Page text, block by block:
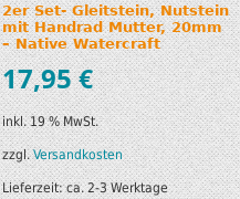
2er Set- Gleitstein, Nutstein
mit Handrad Mutter, 20mm
– Native Watercraft
17,95€
inkl. 19 % MwSt.
zzgl.Versandkosten
Lieferzeit:ca. 2-3 Werktage